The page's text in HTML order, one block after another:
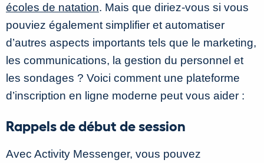
écoles de natation. Mais que diriez-vous si vous
pouviez également simplifier et automatiser
d’autres aspects importants tels que le marketing,
les communications, la gestion du personnel et
les sondages ? Voici comment une plateforme
d’inscription en ligne moderne peut vous aider :
Rappels de début de session
Avec Activity Messenger, vous pouvez